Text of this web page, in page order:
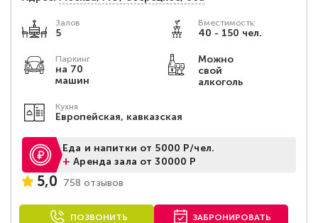
Залов
5
Вместимость:
40 - 150 чел.
Паркинг
на 70
машин
Можно
свой
алкоголь
Кухня
Европейская, кавказская
Еда и напитки от 5000 Р/чел.
+Аренда зала от 30000 Р
5,0 758 отзывов
ПОЗВОНИТЬ ЗАБРОНИРОВАТЬ